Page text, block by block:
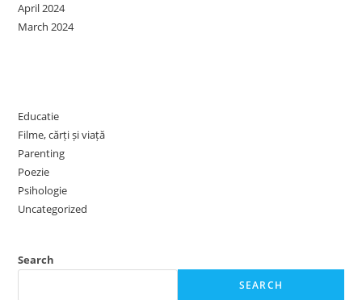
April 2024
March 2024
Educatie
Filme, cărți și viață
Parenting
Poezie
Psihologie
Uncategorized
Search
SEARCH